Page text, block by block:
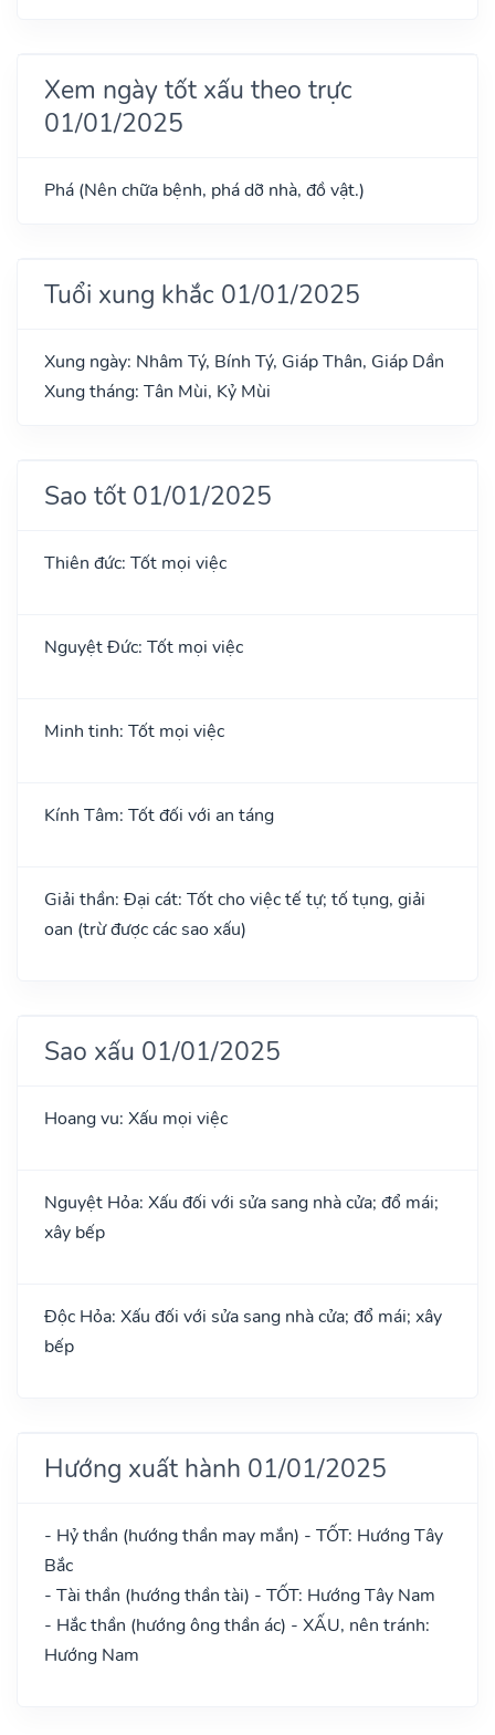
Xem ngày tốt xấu theo trực
01/01/2025
Phá (Nên chữa bệnh, phá dỡ nhà, đồ vật.)
Tuổi xung khắc 01/01/2025
Xung ngày: Nhâm Tý, Bính Tý, Giáp Thân, Giáp Dần
Xung tháng: Tân Mùi, Kỷ Mùi
Sao tốt 01/01/2025
Thiên đức: Tốt mọi việc
Nguyệt Đức: Tốt mọi việc
Minh tinh: Tốt mọi việc
Kính Tâm: Tốt đối với an táng
Giải thần: Đại cát: Tốt cho việc tế tự; tố tụng, giải
oan (trừ được các sao xấu)
Sao xấu 01/01/2025
Hoang vu: Xấu mọi việc
Nguyệt Hỏa: Xấu đối với sửa sang nhà cửa; đổ mái;
xây bếp
Độc Hỏa: Xấu đối với sửa sang nhà cửa; đổ mái; xây
bếp
Hướng xuất hành 01/01/2025
- Hỷ thần (hướng thần may mắn) - TỐT: Hướng Tây
Bắc
- Tài thần (hướng thần tài) - TỐT: Hướng Tây Nam
- Hắc thần (hướng ông thần ác) - XẤU, nên tránh:
Hướng Nam